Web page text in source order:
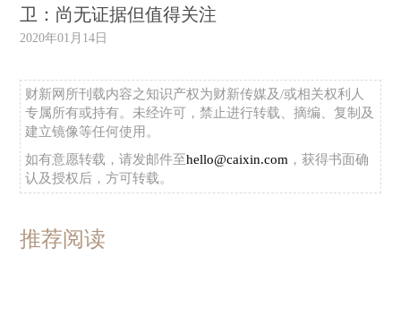
卫：尚无证据但值得关注
2020年01月14日
财新网所刊载内容之知识产权为财新传媒及/或相关权利人
专属所有或持有。未经许可，禁止进行转载、摘编、复制及
建立镜像等任何使用。
如有意愿转载，请发邮件至hello@caixin.com ，获得书面确
认及授权后，方可转载。
推荐阅读